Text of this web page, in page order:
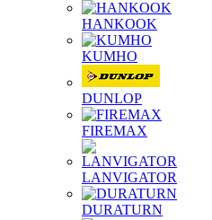
HANKOOK
KUMHO
DUNLOP
FIREMAX
LANVIGATOR
DURATURN